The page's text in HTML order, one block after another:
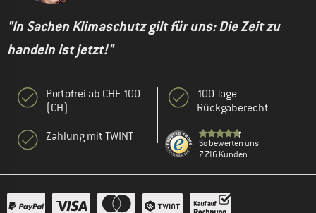
"In Sachen Klimaschutz gilt für uns: Die Zeit zu
handeln ist jetzt!"
Portofrei ab CHF 100
(CH)
Zahlung mit TWINT
100 Tage
Rückgaberecht
So bewerten uns
7.716 Kunden